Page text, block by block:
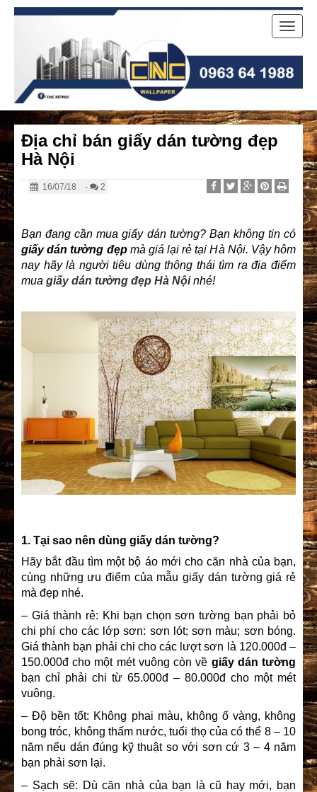
Toggle
Địa chỉ bán giấy dán tường đẹp
Hà Nội
16/07/18 - 2
Bạn đang cần mua giấy dán tường? Bạn không tin có
giấy dán tường đẹpmà giá lại rẻ tại Hà Nội. Vậy hôm
nay hãy là người tiêu dùng thông thái tìm ra địa điểm
mua giấy dán tường đẹp Hà Nộinhé!
1. Tại sao nên dùng giấy dán tường?
Hãy bắt đầu tìm một bộ áo mới cho căn nhà của bạn,
cùng những ưu điểm của mẫu giấy dán tường giá rẻ
mà đẹp nhé.
– Giá thành rẻ: Khi bạn chọn sơn tường bạn phải bỏ
chi phí cho các lớp sơn: sơn lót; sơn màu; sơn bóng.
Giá thành bạn phải chi cho các lượt sơn là 120.000đ –
150.000đ cho một mét vuông còn về giấy dán tường
bạn chỉ phải chi từ 65.000đ – 80.000đ cho một mét
vuông.
– Độ bền tốt: Không phai màu, không ố vàng, không
bong tróc, không thấm nước, tuổi thọ của có thể 8 – 10
năm nếu dán đúng kỹ thuật so với sơn cứ 3 – 4 năm
bạn phải sơn lại.
– Sạch sẽ: Dù căn nhà của bạn là cũ hay mới, bạn